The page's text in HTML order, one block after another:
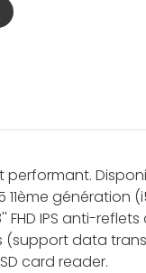
génération
IPS anti-
data
card reader.